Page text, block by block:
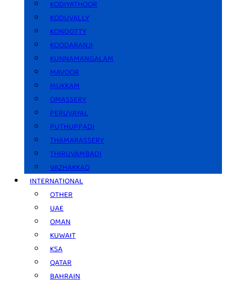
KODIYATHOOR
KODUVALLY
KONDOTTY
KOODARANJI
KUNNAMANGALAM
MAVOOR
MUKKAM
OMASSERY
PERUVAYAL
PUTHUPPADI
THAMARASSERY
THIRUVAMBADI
VAZHAKKAD
INTERNATIONAL
OTHER
UAE
OMAN
KUWAIT
KSA
QATAR
BAHRAIN